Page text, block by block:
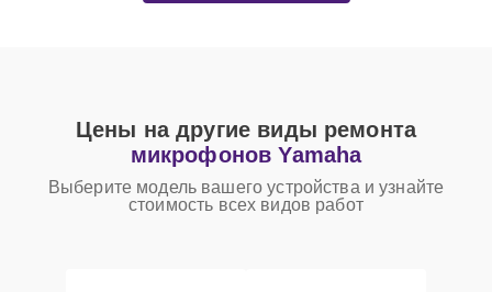
Цены на другие виды ремонта
микрофонов Yamaha
Выберите модель вашего устройства и узнайте
стоимость всех видов работ